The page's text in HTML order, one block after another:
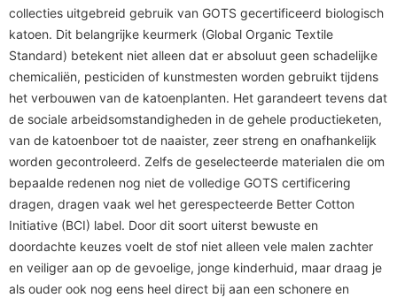
collecties uitgebreid gebruik van GOTS gecertificeerd biologisch
katoen. Dit belangrijke keurmerk (Global Organic Textile
Standard) betekent niet alleen dat er absoluut geen schadelijke
chemicaliën, pesticiden of kunstmesten worden gebruikt tijdens
het verbouwen van de katoenplanten. Het garandeert tevens dat
de sociale arbeidsomstandigheden in de gehele productieketen,
van de katoenboer tot de naaister, zeer streng en onafhankelijk
worden gecontroleerd. Zelfs de geselecteerde materialen die om
bepaalde redenen nog niet de volledige GOTS certificering
dragen, dragen vaak wel het gerespecteerde Better Cotton
Initiative (BCI) label. Door dit soort uiterst bewuste en
doordachte keuzes voelt de stof niet alleen vele malen zachter
en veiliger aan op de gevoelige, jonge kinderhuid, maar draag je
als ouder ook nog eens heel direct bij aan een schonere en